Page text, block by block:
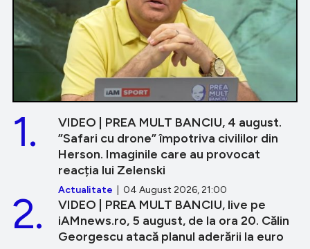
VIDEO | PREA MULT BANCIU, 4 august.
”Safari cu drone” împotriva civililor din
Herson. Imaginile care au provocat
reacția lui Zelenski
Actualitate | 04 August 2026, 21:00
1.
VIDEO | PREA MULT BANCIU, live pe
iAMnews.ro, 5 august, de la ora 20. Călin
Georgescu atacă planul aderării la euro
2.